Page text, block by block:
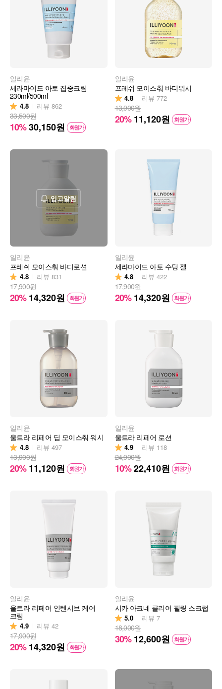
일리윤
세라마이드 아토 집중크림
230ml/500ml
4.8 리뷰 862
33,500원
10%30,150원 회원가
일리윤
프레쉬 모이스춰 바디워시
4.8 리뷰 772
13,900원
20% 11,120원 회원가
입고알림
일리윤
프레쉬 모이스춰 바디로션
4.8 리뷰 831
17,900원
20% 14,320원 회원가
일리윤
세라마이드 아토 수딩 젤
4.8 리뷰 422
17,900원
20% 14,320원 회원가
일리윤
울트라 리페어 딥 모이스춰 워시
4.8 리뷰 497
13,900원
20% 11,120원 회원가
일리윤
울트라 리페어 로션
4.9 리뷰 118
24,900원
10%22,410원 회원가
일리윤
울트라 리페어 인텐시브 케어
크림
4.9 리뷰 42
17,900원
20% 14,320원 회원가
일리윤
시카 아크네 클리어 필링 스크럽
5.0 리뷰 7
18,000원
30% 12,600원 회원가